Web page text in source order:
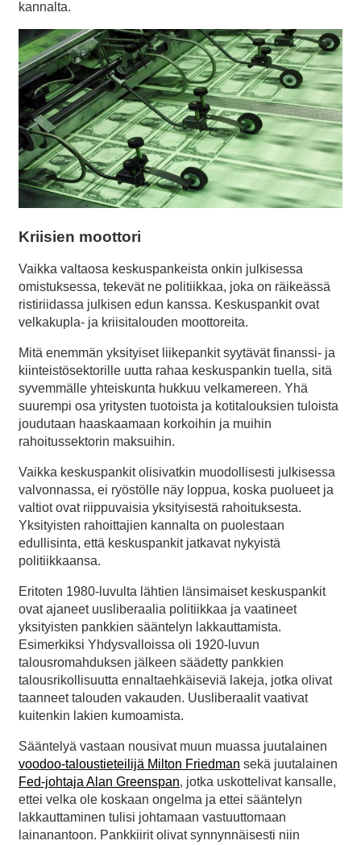
kannalta.
Kriisien moottori
Vaikka valtaosa keskuspankeista onkin julkisessa
omistuksessa, tekevät ne politiikkaa, joka on räikeässä
ristiriidassa julkisen edun kanssa. Keskuspankit ovat
velkakupla- ja kriisitalouden moottoreita.
Mitä enemmän yksityiset liikepankit syytävät finanssi- ja
kiinteistösektorille uutta rahaa keskuspankin tuella, sitä
syvemmälle yhteiskunta hukkuu velkamereen. Yhä
suurempi osa yritysten tuotoista ja kotitalouksien tuloista
joudutaan haaskaamaan korkoihin ja muihin
rahoitussektorin maksuihin.
Vaikka keskuspankit olisivatkin muodollisesti julkisessa
valvonnassa, ei ryöstölle näy loppua, koska puolueet ja
valtiot ovat riippuvaisia yksityisestä rahoituksesta.
Yksityisten rahoittajien kannalta on puolestaan
edullisinta, että keskuspankit jatkavat nykyistä
politiikkaansa.
Eritoten 1980-luvulta lähtien länsimaiset keskuspankit
ovat ajaneet uusliberaalia politiikkaa ja vaatineet
yksityisten pankkien sääntelyn lakkauttamista.
Esimerkiksi Yhdysvalloissa oli 1920-luvun
talousromahduksen jälkeen säädetty pankkien
talousrikollisuutta ennaltaehkäiseviä lakeja, jotka olivat
taanneet talouden vakauden. Uusliberaalit vaativat
kuitenkin lakien kumoamista.
Sääntelyä vastaan nousivat muun muassa juutalainen
voodoo-taloustieteilijä Milton Friedman sekä juutalainen
Fed-johtaja Alan Greenspan, jotka uskottelivat kansalle,
ettei velka ole koskaan ongelma ja ettei sääntelyn
lakkauttaminen tulisi johtamaan vastuuttomaan
lainanantoon. Pankkiirit olivat synnynnäisesti niin